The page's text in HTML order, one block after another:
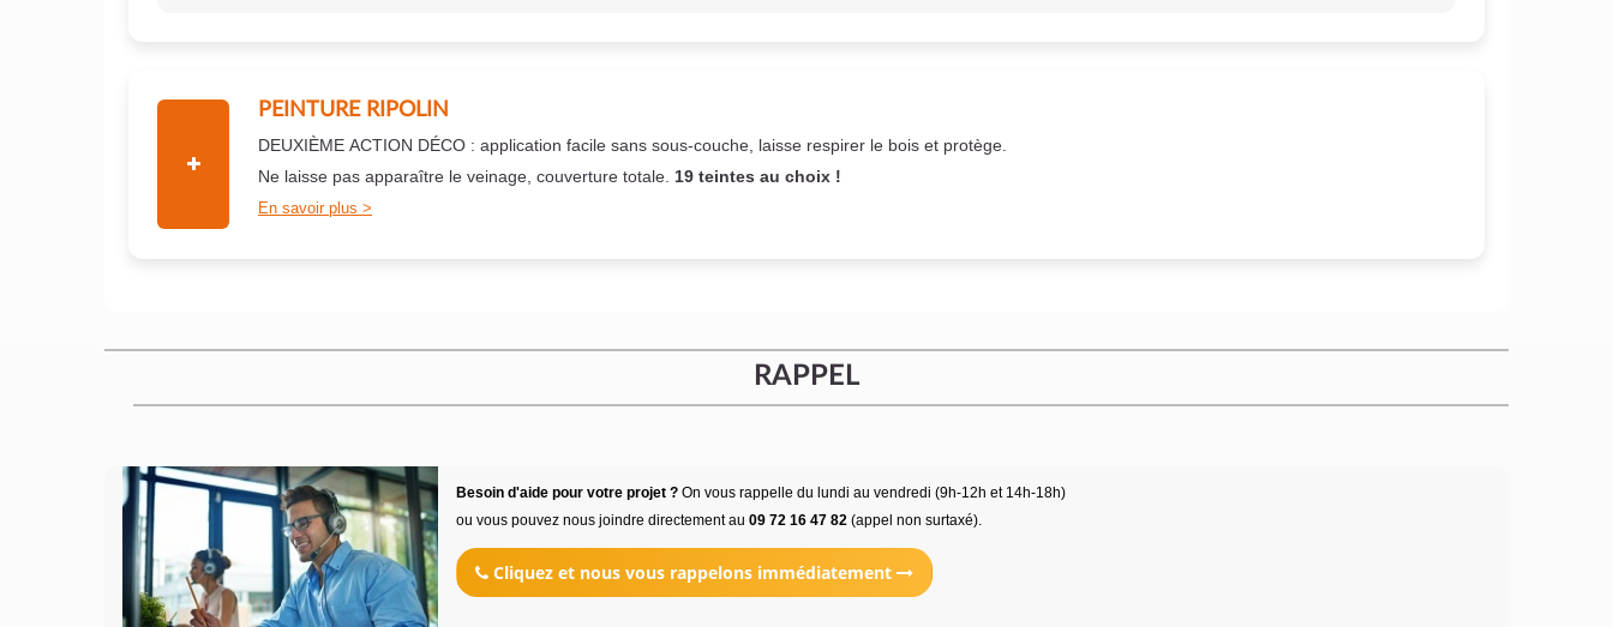
PEINTURE RIPOLIN
DEUXIÈME ACTION DÉCO : application facile sans sous-couche, laisse respirer le bois et protège.
Ne laisse pas apparaître le veinage, couverture totale. 19 teintes au choix !
En savoir plus
RAPPEL
Besoin d'aide pour votre projet ?On vous rappelle du lundi au vendredi (9h-12h et 14h-18h)
ou vous pouvez nous joindre directement au 09 72 16 47 82(appel non surtaxé).
Cliquez et nous vous rappelons immédiatement